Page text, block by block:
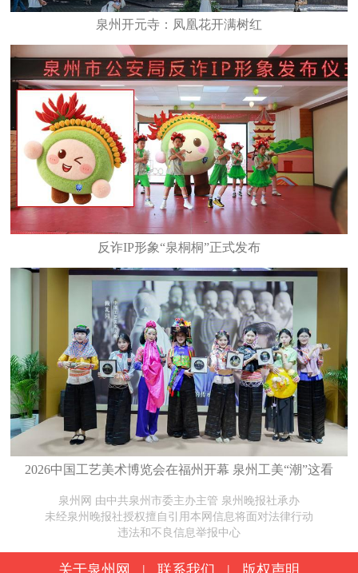
泉州开元寺：凤凰花开满树红
反诈IP形象“泉桐桐”正式发布
2026中国工艺美术博览会在福州开幕 泉州工美“潮”这看
泉州网 由中共泉州市委主办主管 泉州晚报社承办
未经泉州晚报社授权擅自引用本网信息将面对法律行动
违法和不良信息举报中心
关于泉州网 | 联系我们 | 版权声明